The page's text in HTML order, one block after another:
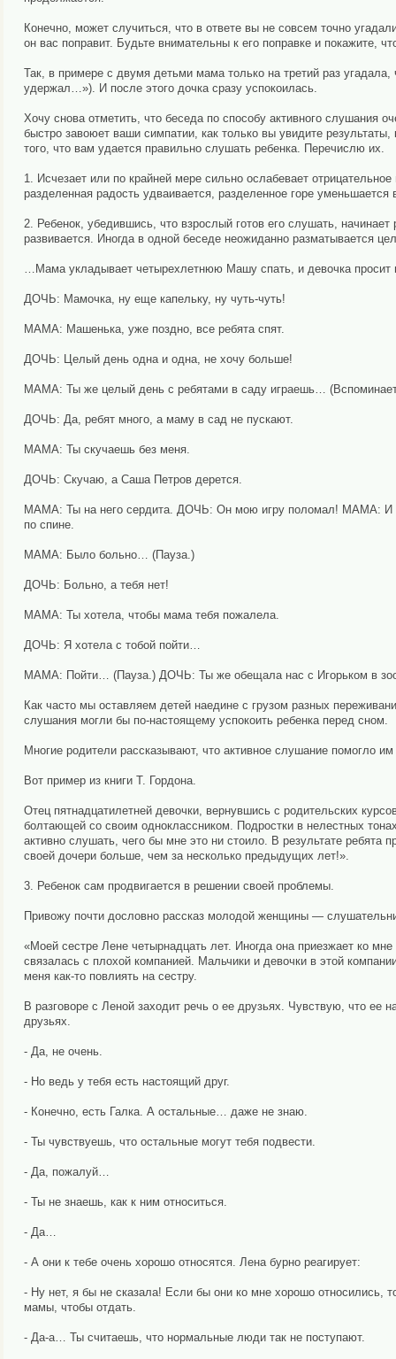
Конечно, может случиться, что в ответе вы не совсем точно
он вас поправит. Будьте внимательны к его поправке и покажите,
Так, в примере с двумя детьми мама только на третий раз
удержал…»). И после этого дочка сразу успокоилась.
Хочу снова отметить, что беседа по способу активного слушания
быстро завоюет ваши симпатии, как только вы увидите
того, что вам удается правильно слушать ребенка. Перечислю их.
1. Исчезает или по крайней мере сильно ослабевает
разделенная радость удваивается, разделенное горе уменьшается
2. Ребенок, убедившись, что взрослый готов его слушать,
развивается. Иногда в одной беседе неожиданно разматывается
…Мама укладывает четырехлетнюю Машу спать, и девочка просит
ДОЧЬ: Мамочка, ну еще капельку, ну чуть-чуть!
МАМА: Машенька, уже поздно, все ребята спят.
ДОЧЬ: Целый день одна и одна, не хочу больше!
МАМА: Ты же целый день с ребятами в саду играешь…
ДОЧЬ: Да, ребят много, а маму в сад не пускают.
МАМА: Ты скучаешь без меня.
ДОЧЬ: Скучаю, а Саша Петров дерется.
МАМА: Ты на него сердита. ДОЧЬ: Он мою игру поломал! МАМА: И
по спине.
МАМА: Было больно… (Пауза.)
ДОЧЬ: Больно, а тебя нет!
МАМА: Ты хотела, чтобы мама тебя пожалела.
ДОЧЬ: Я хотела с тобой пойти…
МАМА: Пойти… (Пауза.) ДОЧЬ: Ты же обещала нас с Игорьком в
Как часто мы оставляем детей наедине с грузом разных
слушания могли бы по-настоящему успокоить ребенка перед сном.
Многие родители рассказывают, что активное слушание помогло
Вот пример из книги Т. Гордона.
Отец пятнадцатилетней девочки, вернувшись с родительских
болтающей со своим одноклассником. Подростки в нелестных
активно слушать, чего бы мне это ни стоило. В результате ребята
своей дочери больше, чем за несколько предыдущих лет!».
3. Ребенок сам продвигается в решении своей проблемы.
Привожу почти дословно рассказ молодой женщины —
«Моей сестре Лене четырнадцать лет. Иногда она приезжает ко
связалась с плохой компанией. Мальчики и девочки в этой
меня как-то повлиять на сестру.
В разговоре с Леной заходит речь о ее друзьях. Чувствую, что ее
друзьях.
- Да, не очень.
- Но ведь у тебя есть настоящий друг.
- Конечно, есть Галка. А остальные… даже не знаю.
- Ты чувствуешь, что остальные могут тебя подвести.
- Да, пожалуй…
- Ты не знаешь, как к ним относиться.
- Да…
- А они к тебе очень хорошо относятся. Лена бурно реагирует:
- Ну нет, я бы не сказала! Если бы они ко мне хорошо относились,
мамы, чтобы отдать.
- Да-а… Ты считаешь, что нормальные люди так не поступают.